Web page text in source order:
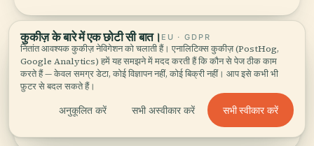
hikingपहाड़ों से सर्फ तट तक
एक ही सीमा के भीतर पायरेनीज़, सिएरा नेवाडा, अटलांटिक की
चट्टानें और लंबे भूमध्यसागरीय समुद्र तट हैं। अगर रास्ता सही
बनाएं तो एक ही यात्रा में स्कीइंग, ट्रेकिंग और तैराकी संभव है।
कुकीज़ के बारे में एक छोटी सी बात। EU · GDPR
नितांत आवश्यक कुकीज़ नेविगेशन को चलाती हैं। एनालिटिक्स कुकीज़ (PostHog,
Google Analytics) हमें यह समझने में मदद करती हैं कि कौन से पेज ठीक काम
करते हैं — केवल समग्र डेटा, कोई विज्ञापन नहीं, कोई बिक्री नहीं। आप इसे कभी भी
फ़ुटर से बदल सकते हैं।
अनुकूलित करें सभी अस्वीकार करें सभी स्वीकार करें